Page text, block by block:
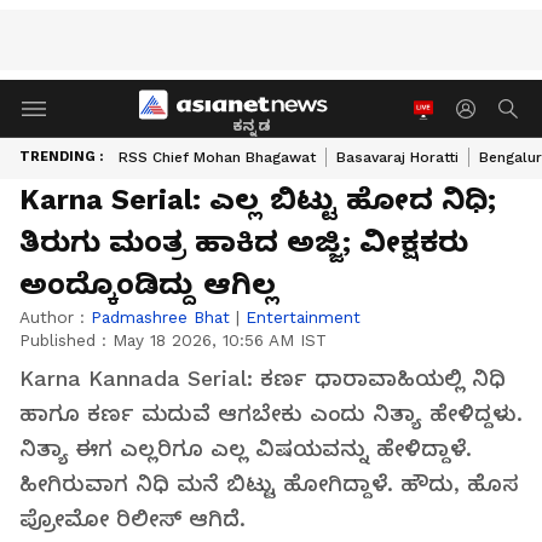
ಕನ್ನಡ
TRENDING : RSS Chief Mohan Bhagawat Basavaraj Horatti
Karna Serial: ಎಲ್ಲ ಬಿಟ್ಟು ಹೋದ ನಿಧಿ;
ತಿರುಗು ಮಂತ್ರ ಹಾಕಿದ ಅಜ್ಜಿ; ವೀಕ್ಷಕರು
ಅಂದ್ಕೊಂಡಿದ್ದು ಆಗಿಲ್ಲ
Author : Padmashree Bhat | Entertainment
Published : May 18 2026, 10:56 AM IST
Karna Kannada Serial: ಕರ್ಣ ಧಾರಾವಾಹಿಯಲ್ಲಿ ನಿಧಿ
ಹಾಗೂ ಕರ್ಣ ಮದುವೆ ಆಗಬೇಕು ಎಂದು ನಿತ್ಯಾ ಹೇಳಿದ್ದಳು.
ನಿತ್ಯಾ ಈಗ ಎಲ್ಲರಿಗೂ ಎಲ್ಲ ವಿಷಯವನ್ನು ಹೇಳಿದ್ದಾಳೆ.
ಹೀಗಿರುವಾಗ ನಿಧಿ ಮನೆ ಬಿಟ್ಟು ಹೋಗಿದ್ದಾಳೆ. ಹೌದು, ಹೊಸ
ಪ್ರೋಮೋ ರಿಲೀಸ್‌ ಆಗಿದೆ.